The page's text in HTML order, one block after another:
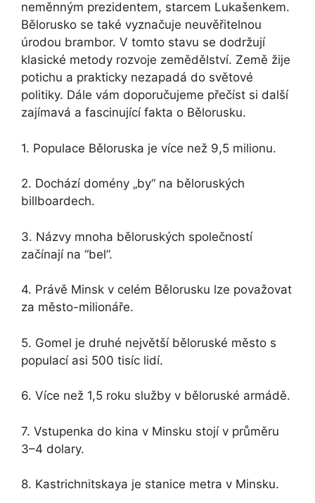
neměnným prezidentem, starcem Lukašenkem.
Bělorusko se také vyznačuje neuvěřitelnou
úrodou brambor. V tomto stavu se dodržují
klasické metody rozvoje zemědělství. Země žije
potichu a prakticky nezapadá do světové
politiky. Dále vám doporučujeme přečíst si další
zajímavá a fascinující fakta o Bělorusku.
1. Populace Běloruska je více než 9,5 milionu.
2. Dochází domény „by“ na běloruských
billboardech.
3. Názvy mnoha běloruských společností
začínají na “bel”.
4. Právě Minsk v celém Bělorusku lze považovat
za město-milionáře.
5. Gomel je druhé největší běloruské město s
populací asi 500 tisíc lidí.
6. Více než 1,5 roku služby v běloruské armádě.
7. Vstupenka do kina v Minsku stojí v průměru
3–4 dolary.
8. Kastrichnitskaya je stanice metra v Minsku.